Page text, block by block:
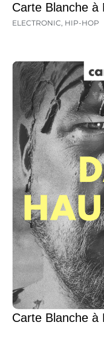
Carte Blanche à
ELECTRONIC, HIP-HOP
Carte Blanche à